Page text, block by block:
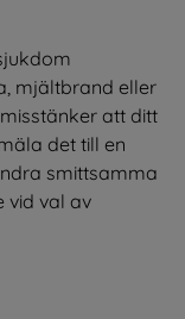
mjältbrand eller
att ditt
det till en
smittsamma
vid val av